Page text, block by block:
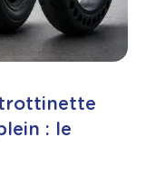
trottinette
: le